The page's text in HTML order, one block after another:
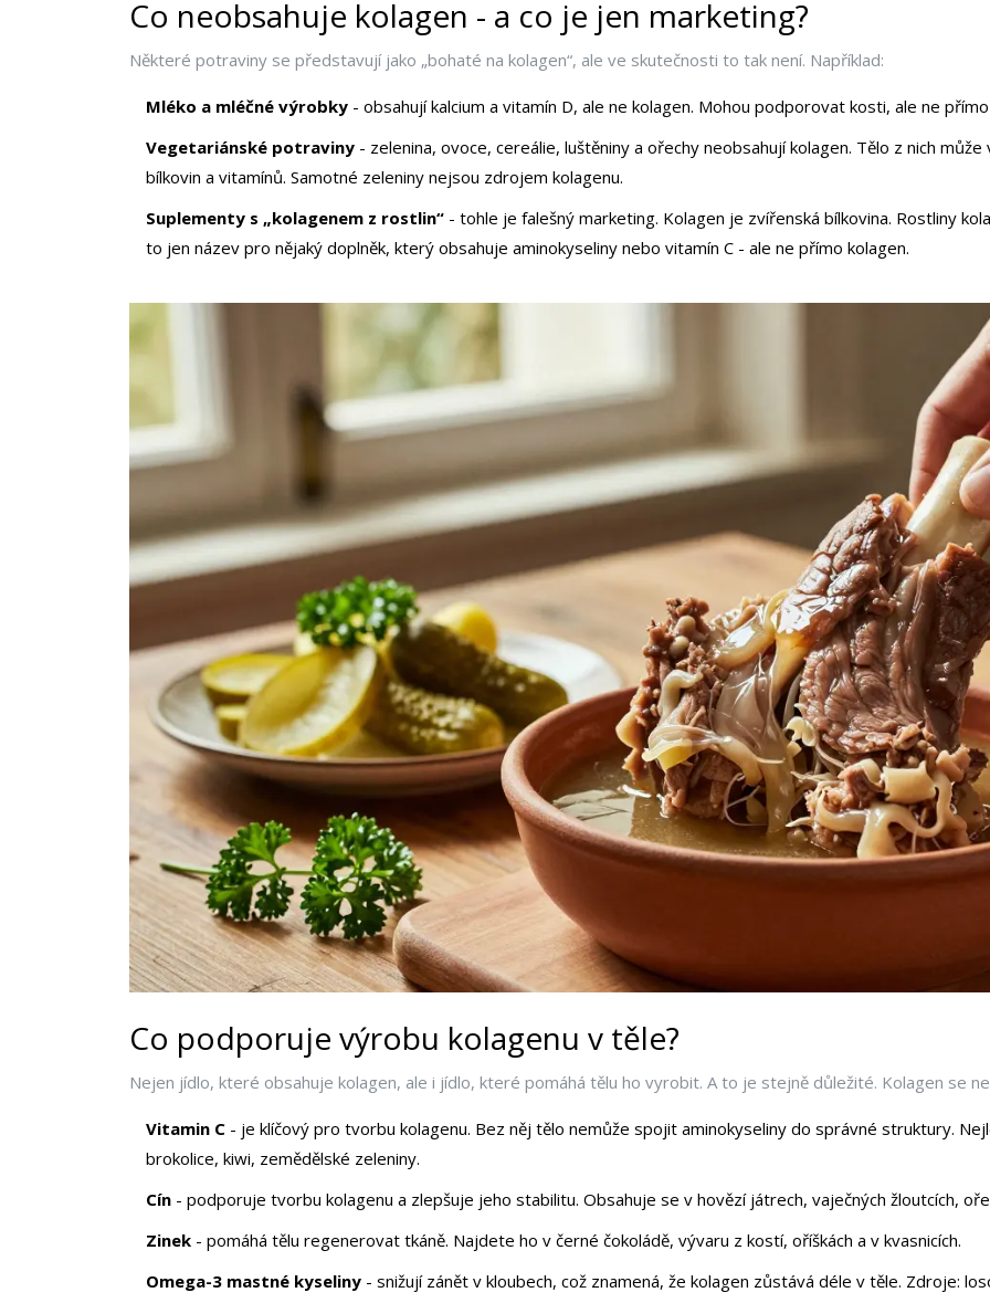
Co neobsahuje kolagen - a co je jen marketing?
Některé potraviny se představují jako „bohaté na kolagen“, ale ve skutečnosti to tak není. Například:
Mléko a mléčné výrobky - obsahují kalcium a vitamín D, ale ne kolagen. Mohou podporovat kosti, ale ne
Vegetariánské potraviny - zelenina, ovoce, cereálie, luštěniny a ořechy neobsahují kolagen. Tělo z nich
bílkovin a vitamínů. Samotné zeleniny nejsou zdrojem kolagenu.
Suplementy s „kolagenem z rostlin“ - tohle je falešný marketing. Kolagen je zvířenská bílkovina. Rostliny
to jen název pro nějaký doplněk, který obsahuje aminokyseliny nebo vitamín C - ale ne přímo kolagen.
Co podporuje výrobu kolagenu v těle?
Nejen jídlo, které obsahuje kolagen, ale i jídlo, které pomáhá tělu ho vyrobit. A to je stejně důležité. Kolagen se
Vitamin C - je klíčový pro tvorbu kolagenu. Bez něj tělo nemůže spojit aminokyseliny do správné struktury.
brokolice, kiwi, zemědělské zeleniny.
Cín - podporuje tvorbu kolagenu a zlepšuje jeho stabilitu. Obsahuje se v hovězí játrech, vaječných žloutcích,
Zinek - pomáhá tělu regenerovat tkáně. Najdete ho v černé čokoládě, vývaru z kostí, oříškách a v kvasnicích.
Omega-3 mastné kyseliny - snižují zánět v kloubech, což znamená, že kolagen zůstává déle v těle. Zdroje: